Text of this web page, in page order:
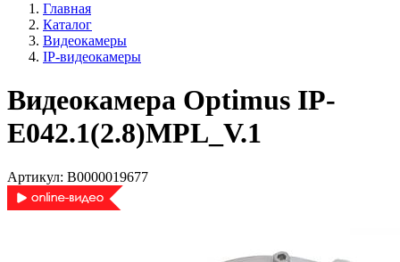
Главная
Каталог
Видеокамеры
IP-видеокамеры
Видеокамера Optimus IP-
E042.1(2.8)MPL_V.1
Артикул: В0000019677